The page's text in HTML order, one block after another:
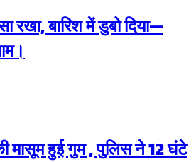
रखा, बारिश में डुबो दिया—
मासूम हुई गुम , पुलिस ने 12 घंटे